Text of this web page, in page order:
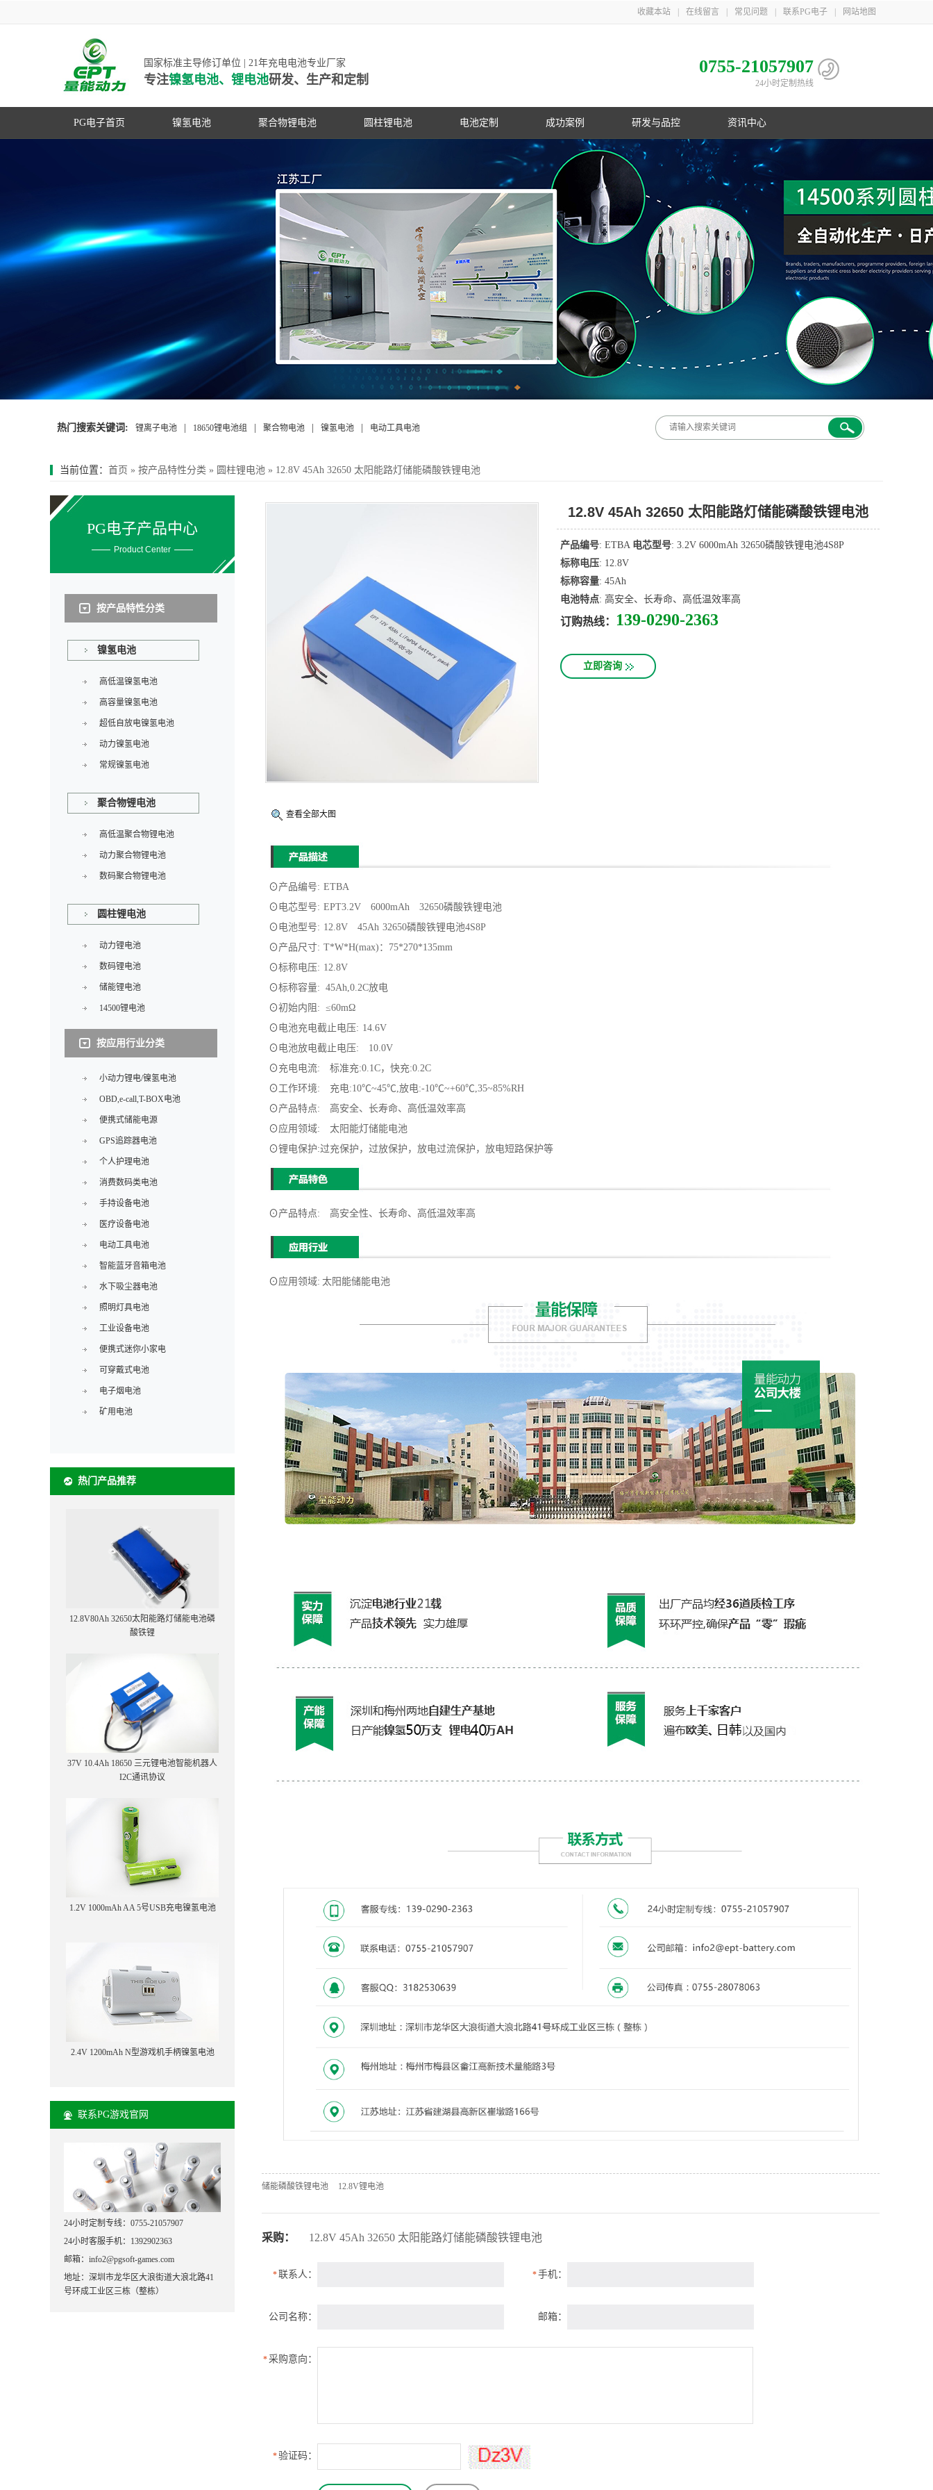
收藏本站 在线留言 常见问题 联系PG电子 网站地图
国家标准主导修订单位 | 21年充电电池专业厂家
专注镍氢电池、锂电池研发、生产和定制
0755-21057907
24小时定制热线
PG电子首页 镍氢电池 聚合物锂电池 圆柱锂电池 电池定制 成功案例 研发与品控 资讯中心
超低自放电镍氢电池
动力镍氢电池
PG游戏官网是镍氢电池国家标准主导
修订单位，并参与多项锂电池行业国
动力聚合物锂电池
数码聚合物锂电池
PG游戏官网是镍氢电池国家标准主导
修订单位，并参与多项锂电池行业国
家标准的制定
数码锂电池
PG游戏官网是镍氢电池国家标准主导
修订单位，并参与多项锂电池行业国
家标准的制定
数码电子
医疗设备
蓝牙音响
储能灯具
电动车电池
PG电子在行业首创镍氢B型电池；在
数码锂电池领域采用改性锰酸锂电池
研发中心
专家团队
科研专利
电池定制
PG游戏官网三地一共取得国家专利
106项，其中发明专利33项，并获得
美国OVNIC专利授权
PG电子相册
PG电子荣誉
PG电子简介
企业文化
PG游戏官网是国家高新技术企业，在
深圳、梅州、江苏三地自建生产基
地，现有员工1000余人
PG电子动态
行业资讯
常见问答
技术支持
社会公益
展会信息
合作伙伴
PG游戏官网21年服务上千家客户，遍
布欧美、东南亚以及国内
热门搜索关键词: 锂离子电池 18650锂电池组 聚合物电池 镍氢电池 电动工具电池
当前位置： 首页 » 按产品特性分类 » 圆柱锂电池 » 12.8V 45Ah 32650 太阳能路灯储能磷酸铁锂电池
查看全部大图
12.8V 45Ah 32650 太阳能路灯储能磷酸铁锂电池
产品编号: ETBA 电芯型号: 3.2V 6000mAh 32650磷酸铁锂电池4S8P
标称电压: 12.8V
标称容量: 45Ah
电池特点: 高安全、长寿命、高低温效率高
订购热线： 139-0290-2363
立即咨询
⊙ 产品编号: ETBA
⊙ 电芯型号: EPT3.2V 6000mAh 32650磷酸铁锂电池
⊙ 电池型号: 12.8V 45Ah 32650磷酸铁锂电池4S8P
⊙ 产品尺寸: T*W*H(max)：75*270*135mm
⊙标称电压: 12.8V
⊙标称容量: 45Ah,0.2C放电
⊙初始内阻 : ≤60mΩ
⊙ 电池充电截止电压: 14.6V
⊙ 电池放电截止电压: 10.0V
⊙ 充电电流: 标准充:0.1C， 快充:0.2C
⊙ 工作环境: 充电:10℃~45℃,放电:-10℃~+60℃,35~85%RH
⊙ 产品特点:
高安全、长寿命、高低温效率高
⊙ 应用领域:
太阳能灯储能电池
⊙锂电保护:过充保护，过放保护，放电过流保护，放电短路保护等
⊙ 产品特点: 高安全性、长寿命、高低温效率高
⊙ 应用领域: 太阳能储能电池
储能磷酸铁锂电池 12.8V锂电池
采购： 12.8V 45Ah 32650 太阳能路灯储能磷酸铁锂电池
*联系人： *手机：
公司名称： 邮箱：
*采购意向：
*验证码：
PG电子产品中心
Product Center
按产品特性分类
镍氢电池
高低温镍氢电池
高容量镍氢电池
超低自放电镍氢电池
动力镍氢电池
常规镍氢电池
聚合物锂电池
高低温聚合物锂电池
动力聚合物锂电池
数码聚合物锂电池
圆柱锂电池
动力锂电池
数码锂电池
储能锂电池
14500锂电池
按应用行业分类
小动力锂电/镍氢电池
OBD,e-call,T-BOX电池
便携式储能电源
GPS追踪器电池
个人护理电池
消费数码类电池
手持设备电池
医疗设备电池
电动工具电池
智能蓝牙音箱电池
水下吸尘器电池
照明灯具电池
工业设备电池
便携式迷你小家电
可穿戴式电池
电子烟电池
矿用电池
热门产品推荐
12.8V80Ah 32650太阳能路灯储能电池磷
酸铁锂
37V 10.4Ah 18650 三元锂电池智能机器人
I2C通讯协议
1.2V 1000mAh AA 5号USB充电镍氢电池
2.4V 1200mAh N型游戏机手柄镍氢电池
联系PG游戏官网
24小时定制专线：0755-21057907
24小时客服手机：1392902363
邮箱：info2@pgsoft-games.com
地址：深圳市龙华区大浪街道大浪北路41
号环成工业区三栋（整栋）